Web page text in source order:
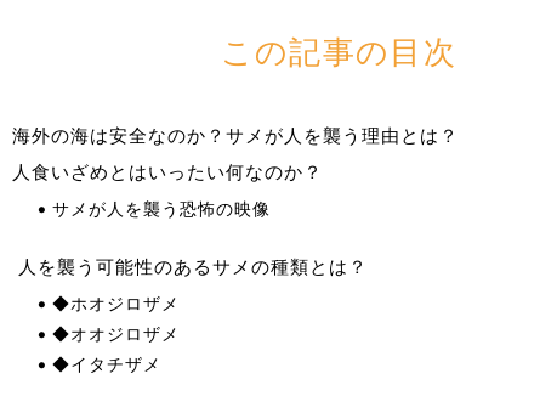
この記事の目次
海外の海は安全なのか？サメが人を襲う理由とは？
人食いざめとはいったい何なのか？
サメが人を襲う恐怖の映像
人を襲う可能性のあるサメの種類とは？
◆ホオジロザメ
◆オオジロザメ
◆イタチザメ